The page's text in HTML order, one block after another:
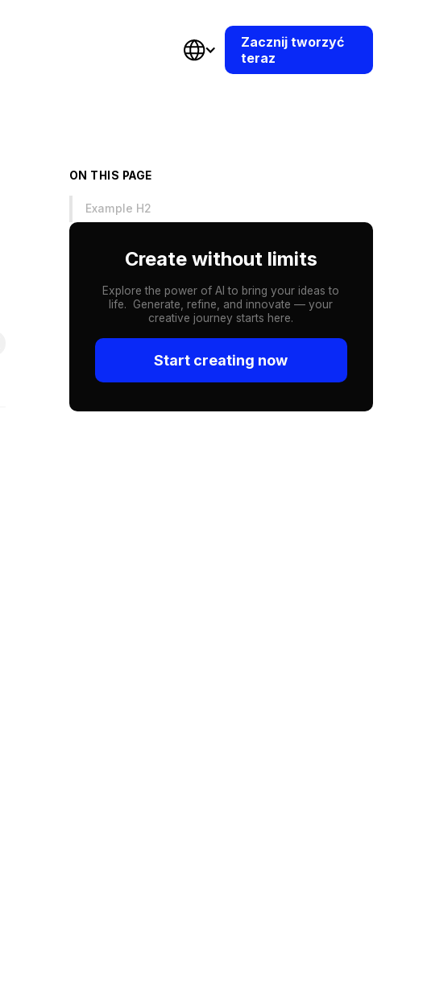
Zacznij tworzyć
teraz
ON THIS PAGE
Example H2
Create without limits
Explore the power of AI to bring your ideas to
life. Generate, refine, and innovate — your
creative journey starts here.
Start creating now